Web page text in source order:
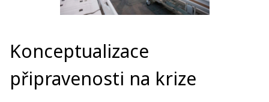
Konceptualizace
připravenosti na krize